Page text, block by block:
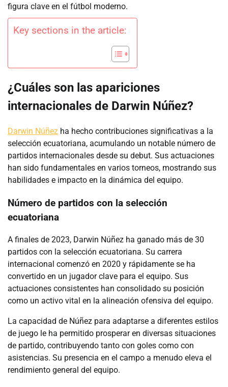
figura clave en el fútbol moderno.
Key sections in the article:
¿Cuáles son las apariciones
internacionales de Darwin Núñez?
Darwin Núñez ha hecho contribuciones significativas a la
selección ecuatoriana, acumulando un notable número de
partidos internacionales desde su debut. Sus actuaciones
han sido fundamentales en varios torneos, mostrando sus
habilidades e impacto en la dinámica del equipo.
Número de partidos con la selección
ecuatoriana
A finales de 2023, Darwin Núñez ha ganado más de 30
partidos con la selección ecuatoriana. Su carrera
internacional comenzó en 2020 y rápidamente se ha
convertido en un jugador clave para el equipo. Sus
actuaciones consistentes han consolidado su posición
como un activo vital en la alineación ofensiva del equipo.
La capacidad de Núñez para adaptarse a diferentes estilos
de juego le ha permitido prosperar en diversas situaciones
de partido, contribuyendo tanto con goles como con
asistencias. Su presencia en el campo a menudo eleva el
rendimiento general del equipo.